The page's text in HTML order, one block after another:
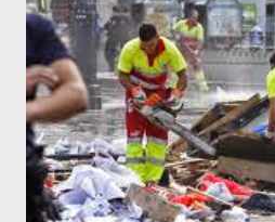
caballeretes salieran en Valencia a
que les viniera en gana,
pertinente, cortar el tráfico de las
contenedores de vidrio para tener
los agentes, incendiar
agredirla, morderla, para que toda la
los que no fuman ni tabaco, n...